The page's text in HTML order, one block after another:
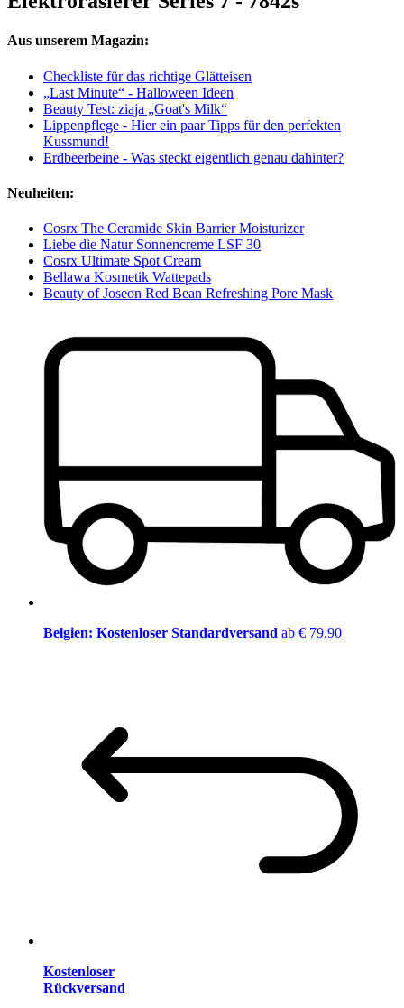
Aus unserem Magazin:
Checkliste für das richtige Glätteisen
„Last Minute“ - Halloween Ideen
Beauty Test: ziaja „Goat's Milk“
Lippenpflege - Hier ein paar Tipps für den perfekten
Kussmund!
Erdbeerbeine - Was steckt eigentlich genau dahinter?
Neuheiten:
Cosrx The Ceramide Skin Barrier Moisturizer
Liebe die Natur Sonnencreme LSF 30
Cosrx Ultimate Spot Cream
Bellawa Kosmetik Wattepads
Beauty of Joseon Red Bean Refreshing Pore Mask
Belgien: Kostenloser Standardversand ab € 79,90
Kostenloser
Rückversand